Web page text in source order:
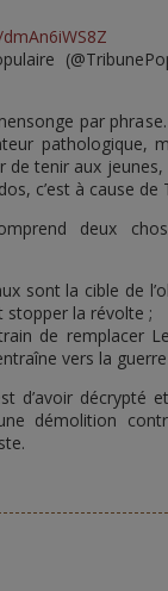
par
pathologique,
de tenir aux
c’est à cause de
deux
sont la cible de
stopper la révolte ;
de remplacer
vers la
d’avoir décrypté
démolition